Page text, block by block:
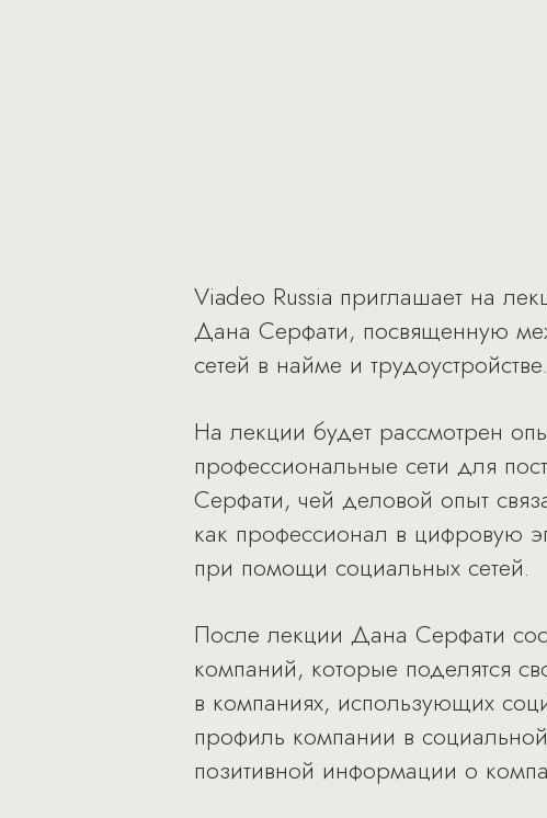
Viadeo Russia приглашает на
Дана Серфати, посвященную
сетей в найме и трудоустройстве.
На лекции будет рассмотрен
профессиональные сети для
Серфати, чей деловой опыт
как профессионал в цифровую
при помощи социальных сетей.
После лекции Дана Серфати
компаний, которые поделятся
в компаниях, использующих
профиль компании в
позитивной информации о